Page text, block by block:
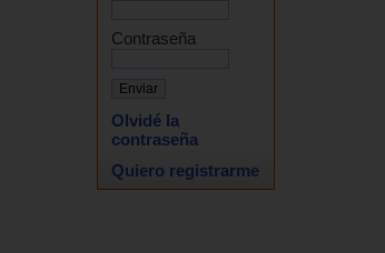
Contraseña
Olvidé la
contraseña
Quiero registrarme